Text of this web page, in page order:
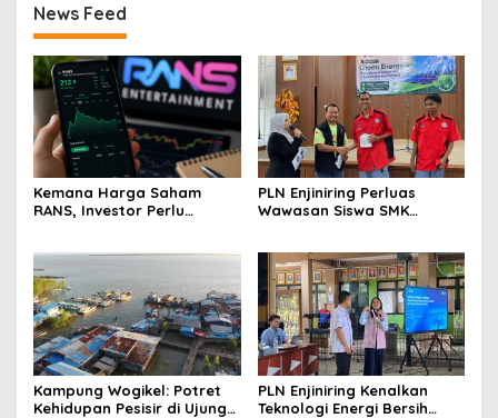
News Feed
Kemana Harga Saham
RANS, Investor Perlu
Berlebihan
PLN Enjiniring Perluas
Wawasan Siswa SMK
Kampung Wogikel: Potret
Kehidupan Pesisir di Ujung
PLN Enjiniring Kenalkan
Teknologi Energi Bersih